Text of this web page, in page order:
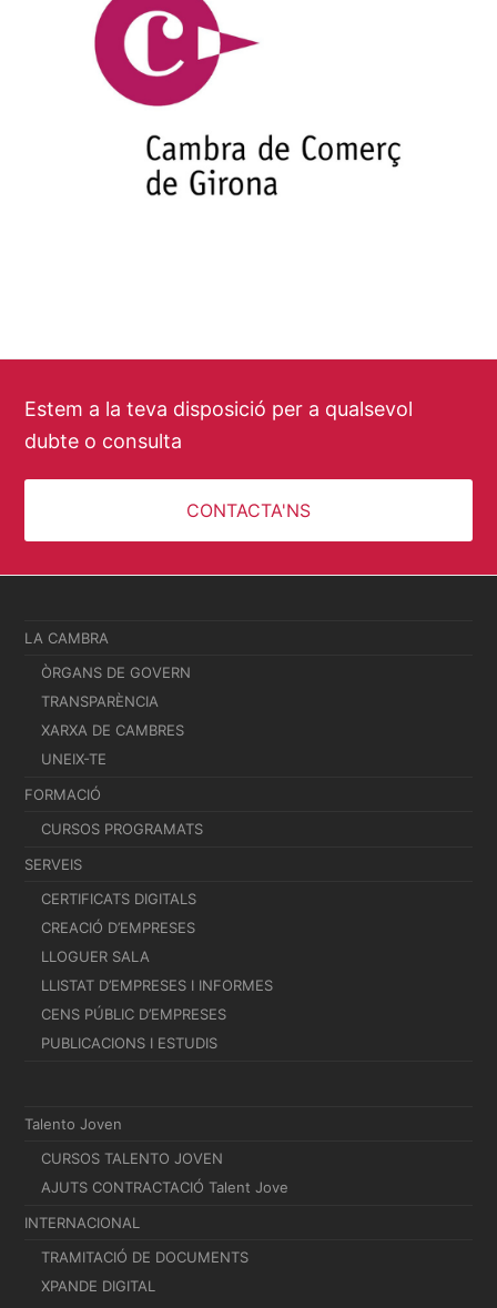
Estem a la teva disposició per a qualsevol
dubte o consulta
CONTACTA'NS
LA CAMBRA
ÒRGANS DE GOVERN
TRANSPARÈNCIA
XARXA DE CAMBRES
UNEIX-TE
FORMACIÓ
CURSOS PROGRAMATS
SERVEIS
CERTIFICATS DIGITALS
CREACIÓ D’EMPRESES
LLOGUER SALA
LLISTAT D’EMPRESES I INFORMES
CENS PÚBLIC D’EMPRESES
PUBLICACIONS I ESTUDIS
Talento Joven
CURSOS TALENTO JOVEN
AJUTS CONTRACTACIÓ Talent Jove
INTERNACIONAL
TRAMITACIÓ DE DOCUMENTS
XPANDE DIGITAL